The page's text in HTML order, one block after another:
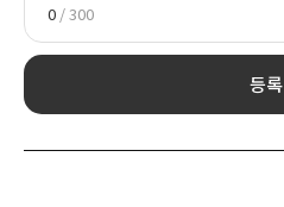
0 / 300
등록